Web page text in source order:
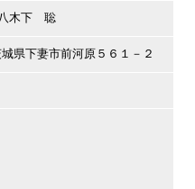
木下 聡
県下妻市前河原５６１－２